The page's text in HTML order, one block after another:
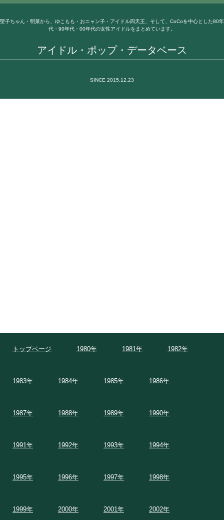
アイドル・ポップ・データベース
聖子ちゃん・明菜から、ゆこもも・おニャン子・アイドル四天王、そして、CoCoを中心とした80年
代・90年代・00年代の女性アイドルをまとめています。
SINCE 2015.12.23
トップページ 1980年 1981年 1982年
1983年 1984年 1985年 1986年
1987年 1988年 1989年 1990年
1991年 1992年 1993年 1994年
1995年 1996年 1997年 1998年
1999年 2000年 2001年 2002年